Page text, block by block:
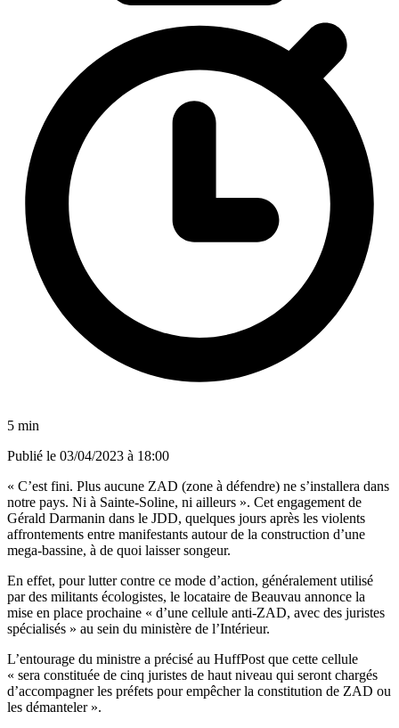
5 min
Publié le 03/04/2023 à 18:00
« C’est fini. Plus aucune ZAD (zone à défendre) ne s’installera dans
notre pays. Ni à Sainte-Soline, ni ailleurs ». Cet engagement de
Gérald Darmanin dans le JDD, quelques jours après les violents
affrontements entre manifestants autour de la construction d’une
mega-bassine, à de quoi laisser songeur.
En effet, pour lutter contre ce mode d’action, généralement utilisé
par des militants écologistes, le locataire de Beauvau annonce la
mise en place prochaine « d’une cellule anti-ZAD, avec des juristes
spécialisés » au sein du ministère de l’Intérieur.
L’entourage du ministre a précisé au HuffPost que cette cellule
« sera constituée de cinq juristes de haut niveau qui seront chargés
d’accompagner les préfets pour empêcher la constitution de ZAD ou
les démanteler ».